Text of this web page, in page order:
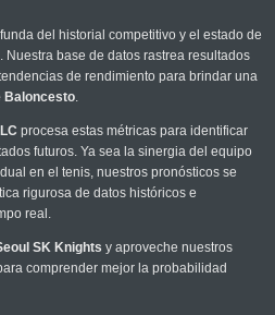
del historial competitivo y el estado de
. Nuestra base de datos rastrea resultados
de rendimiento para brindar una
Baloncesto.
procesa estas métricas para identificar
futuros. Ya sea la sinergia del equipo
en el tenis, nuestros pronósticos se
rigurosa de datos históricos e
real.
SK Knights y aproveche nuestros
comprender mejor la probabilidad